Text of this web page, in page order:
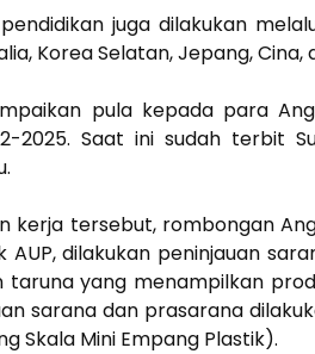
juga dilakukan
Korea Selatan, Jepang,
pula kepada para
2025. Saat ini sudah terbit
kerja tersebut, rombongan
AUP, dilakukan peninjauan
taruna yang menampilkan
sarana dan prasarana
Skala Mini Empang Plastik).